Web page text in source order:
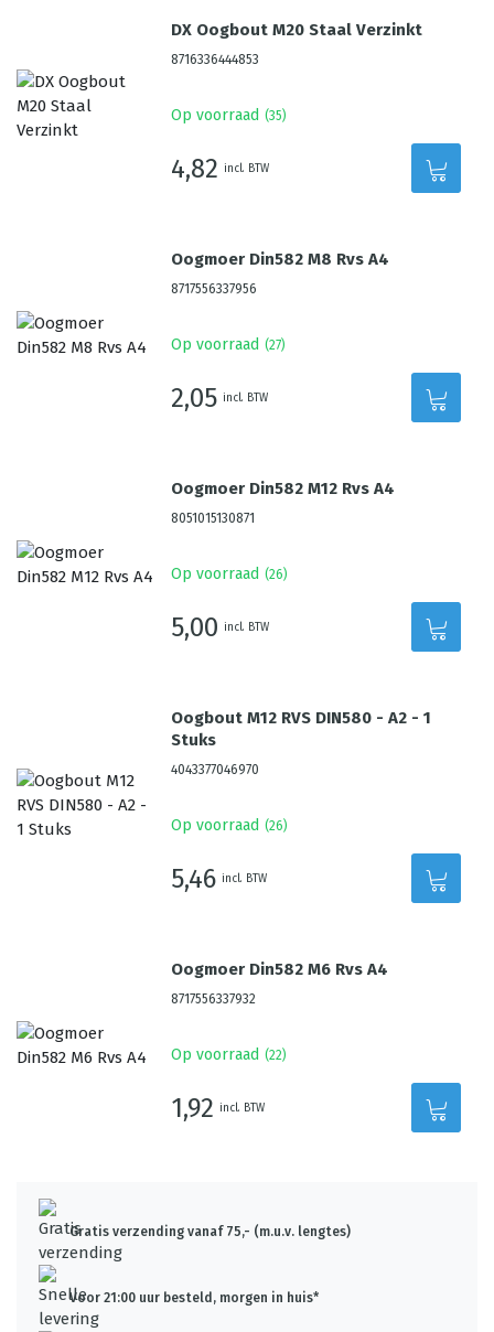
DX Oogbout M20 Staal Verzinkt
8716336444853
Op voorraad (35)
4,82 incl. BTW
Oogmoer Din582 M8 Rvs A4
8717556337956
Op voorraad (27)
2,05 incl. BTW
Oogmoer Din582 M12 Rvs A4
8051015130871
Op voorraad (26)
5,00 incl. BTW
Oogbout M12 RVS DIN580 - A2 - 1
Stuks
4043377046970
Op voorraad (26)
5,46 incl. BTW
Oogmoer Din582 M6 Rvs A4
8717556337932
Op voorraad (22)
1,92 incl. BTW
Gratis verzending vanaf 75,- (m.u.v. lengtes)
Voor 21:00 uur besteld, morgen in huis*